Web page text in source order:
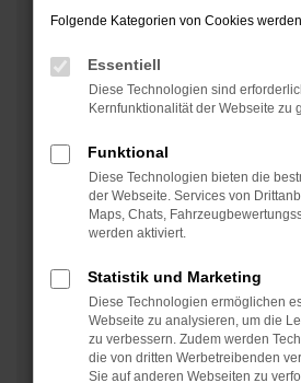
Manche Erweiterungen, wie
das Laden bestimmter Seiten
Funktioniert die Seite in einem
Starte dein Gerät neu.
Das kann manchmal helfen,
Probleme zu beheben.
Betriebssystem auf dem
Veraltete Software birgt nicht
Sicherheitsrisiko, sondern
dass bestimmte Funktionen
werden.
Folgende Kategorien von Cookies
Essentiell
Diese Technologien sind
Kernfunktionalität der Webseite zu
Funktional
Diese Technologien bieten die
der Webseite. Services von
Maps, Chats,
werden aktiviert.
Statistik und Marketing
Diese Technologien ermöglichen
Webseite zu analysieren, um die
zu verbessern. Zudem werden
die von dritten Werbetreibenden
Sie auf anderen Webseiten zu